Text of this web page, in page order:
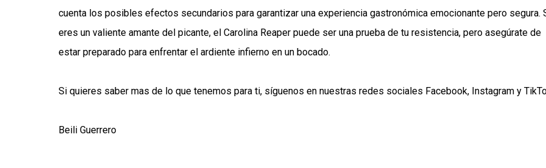
cuenta los posibles efectos secundarios para garantizar una experiencia gastronómica emocionante pero segura.
eres un valiente amante del picante, el Carolina Reaper puede ser una prueba de tu resistencia, pero asegúrate de
estar preparado para enfrentar el ardiente infierno en un bocado.
Si quieres saber mas de lo que tenemos para ti, síguenos en nuestras redes sociales Facebook, Instagram y
Beili Guerrero